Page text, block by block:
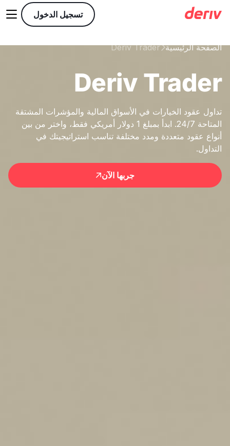
تسجيل الدخول 
الصفحة الرئيسية
Deriv Trader
Deriv Trader
تداول عقود الخيارات في الأسواق المالية والمؤشرات المشتقة
المتاحة 24/7. ابدأ بمبلغ 1 دولار أمريكي فقط، واختر من بين
أنواع عقود متعددة ومدد مختلفة تناسب استراتيجيتك في
التداول.
جربها الآن